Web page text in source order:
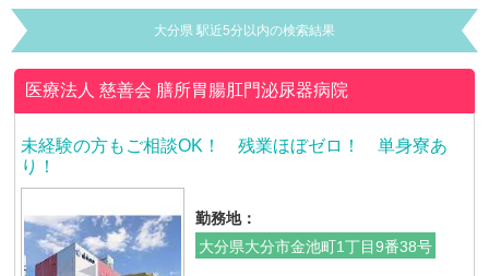
大分県 駅近5分以内の検索結果
医療法人 慈善会 膳所胃腸肛門泌尿器病院
未経験の方もご相談OK！ 残業ほぼゼロ！ 単身寮あ
り！
勤務地：
大分県大分市金池町1丁目9番38号